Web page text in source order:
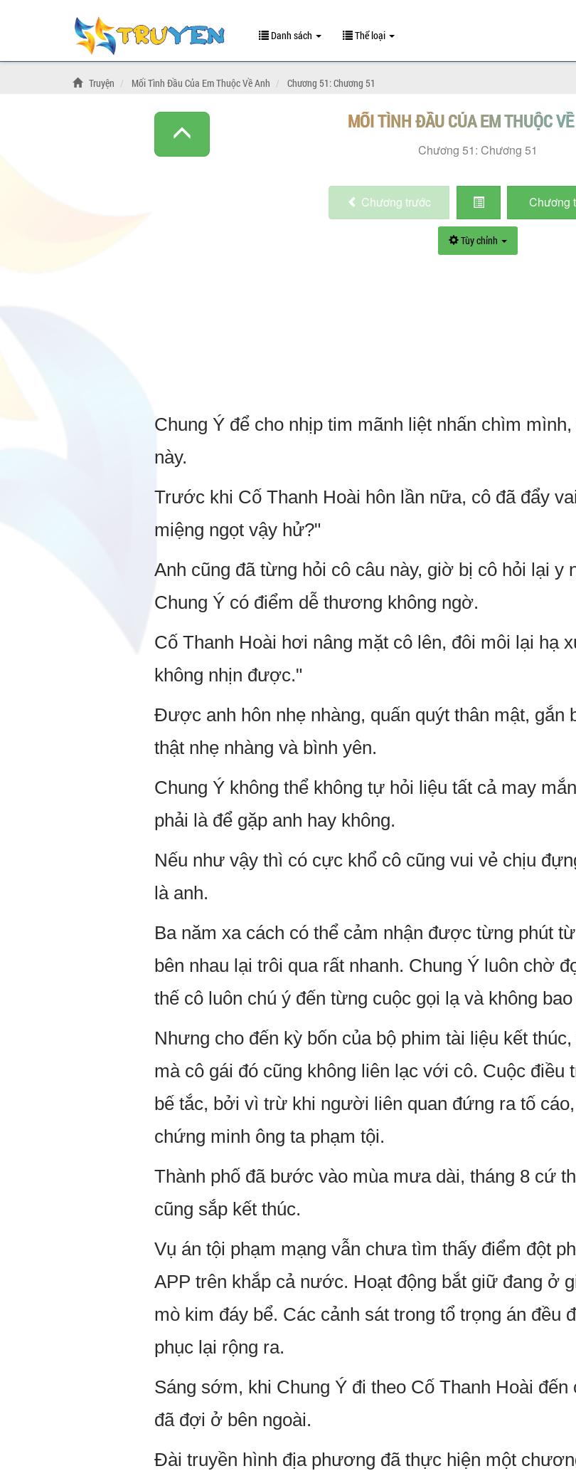
Danh sách Thể loại
Truyện Mối Tình Đầu Của Em Thuộc Về Anh Chương 51: Chương 51
MỐI TÌNH ĐẦU CỦA EM THUỘC
Chương 51: Chương 51
Chương trước Chương
Tùy chỉnh
Chung Ý để cho nhịp tim mãnh liệt nhấn chìm
này.
Trước khi Cố Thanh Hoài hôn lần nữa, cô đã đẩy
miệng ngọt vậy hử?"
Anh cũng đã từng hỏi cô câu này, giờ bị cô hỏi lại y
Chung Ý có điểm dễ thương không ngờ.
Cố Thanh Hoài hơi nâng mặt cô lên, đôi môi lại hạ
không nhịn được."
Được anh hôn nhẹ nhàng, quấn quýt thân mật, gắn
thật nhẹ nhàng và bình yên.
Chung Ý không thể không tự hỏi liệu tất cả may
phải là để gặp anh hay không.
Nếu như vậy thì có cực khổ cô cũng vui vẻ chịu
là anh.
Ba năm xa cách có thể cảm nhận được từng phút
bên nhau lại trôi qua rất nhanh. Chung Ý luôn chờ
thế cô luôn chú ý đến từng cuộc gọi lạ và không
Nhưng cho đến kỳ bốn của bộ phim tài liệu kết
mà cô gái đó cũng không liên lạc với cô. Cuộc
bế tắc, bởi vì trừ khi người liên quan đứng ra tố
chứng minh ông ta phạm tội.
Thành phố đã bước vào mùa mưa dài, tháng 8 cứ
cũng sắp kết thúc.
Vụ án tội phạm mạng vẫn chưa tìm thấy điểm đột
APP trên khắp cả nước. Hoạt động bắt giữ đang ở
mò kim đáy bể. Các cảnh sát trong tổ trọng án đều
phục lại rộng ra.
Sáng sớm, khi Chung Ý đi theo Cố Thanh Hoài đến
đã đợi ở bên ngoài.
Đài truyền hình địa phương đã thực hiện một